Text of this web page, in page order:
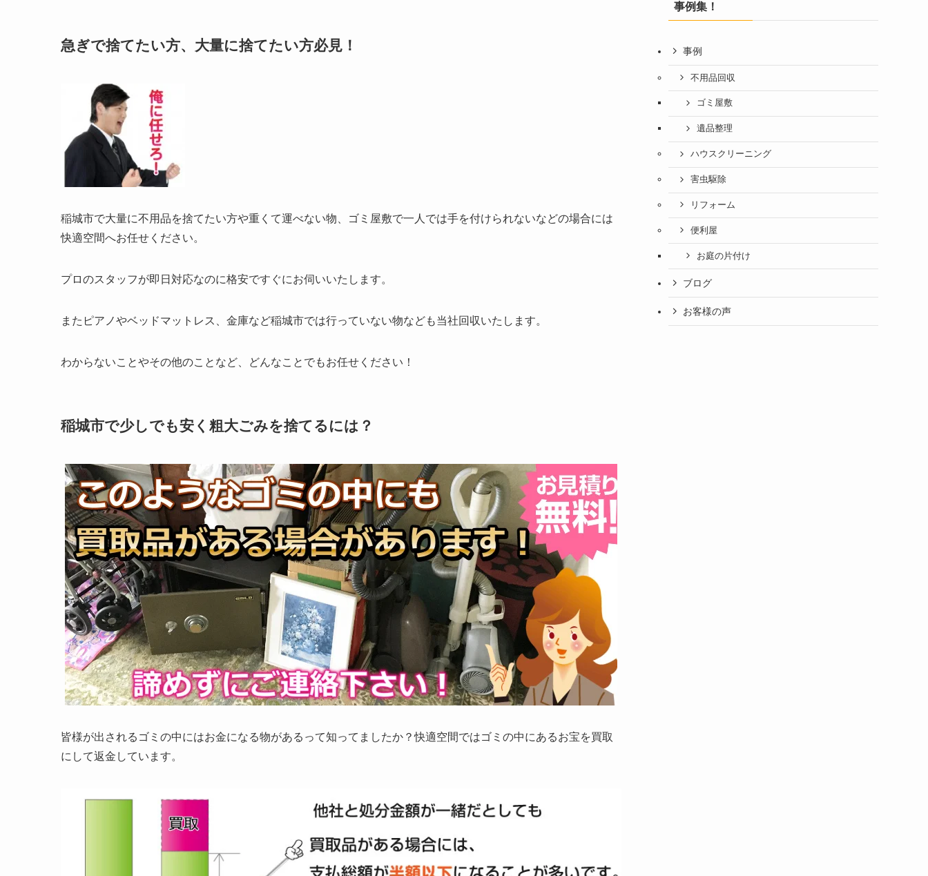
急ぎで捨てたい方、大量に捨てたい方必見！
稲城市で大量に不用品を捨てたい方や重くて運べない物、ゴミ屋敷で一人では手を付けられないなどの場合には
快適空間へお任せください。
プロのスタッフが即日対応なのに格安ですぐにお伺いいたします。
またピアノやベッドマットレス、金庫など稲城市では行っていない物なども当社回収いたします。
わからないことやその他のことなど、どんなことでもお任せください！
稲城市で少しでも安く粗大ごみを捨てるには？
皆様が出されるゴミの中にはお金になる物があるって知ってましたか？快適空間ではゴミの中にあるお宝を買取
にして返金しています。
事例集！
事例
不用品回収
ゴミ屋敷
遺品整理
ハウスクリーニング
害虫駆除
リフォーム
便利屋
お庭の片付け
ブログ
お客様の声